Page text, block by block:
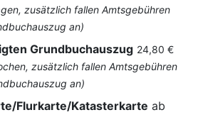
zusätzlich fallen Amtsgebühren
an)
Grundbuchauszug 24,80 €
zusätzlich fallen Amtsgebühren
an)
Flurkarte/Katasterkarte ab